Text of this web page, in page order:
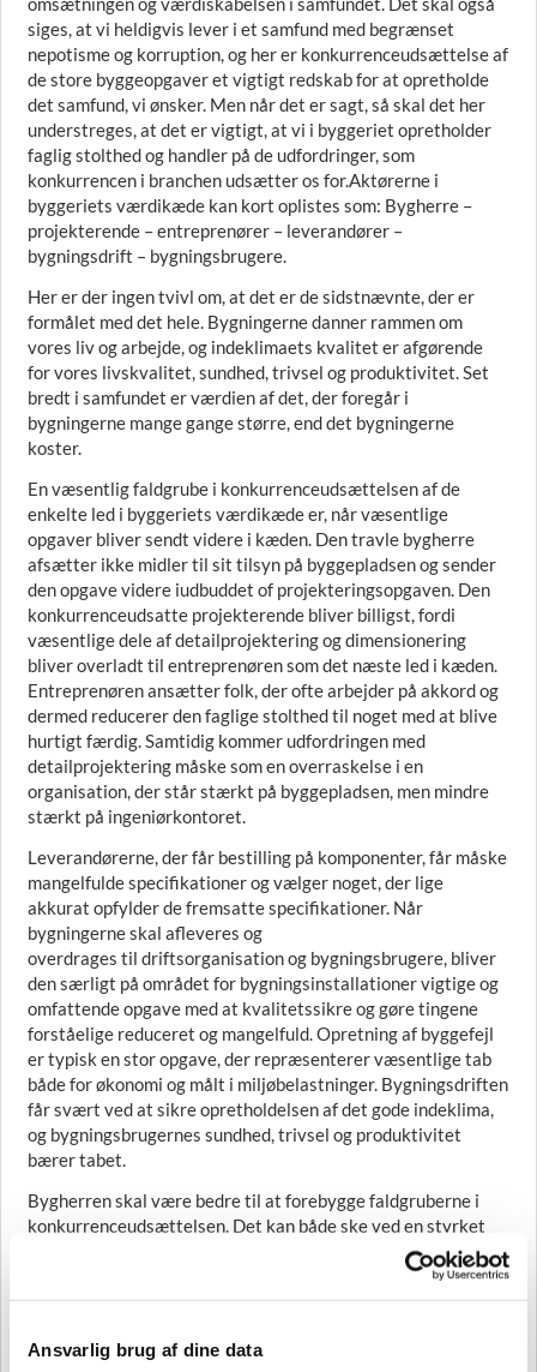
Ansvarlig brug af dine data
siges, at vi heldigvis lever i et samfund med begrænset
nepotisme og korruption, og her er konkurrenceudsættelse af
de store byggeopgaver et vigtigt redskab for at opretholde
det samfund, vi ønsker. Men når det er sagt, så skal det her
understreges, at det er vigtigt, at vi i byggeriet opretholder
faglig stolthed og handler på de udfordringer, som
konkurrencen i branchen udsætter os for.Aktørerne i
byggeriets værdikæde kan kort oplistes som: Bygherre –
projekterende – entreprenører – leverandører –
bygningsdrift – bygningsbrugere.
Her er der ingen tvivl om, at det er de sidstnævnte, der er
formålet med det hele. Bygningerne danner rammen om
vores liv og arbejde, og indeklimaets kvalitet er afgørende
for vores livskvalitet, sundhed, trivsel og produktivitet. Set
bredt i samfundet er værdien af det, der foregår i
bygningerne mange gange større, end det bygningerne
koster.
En væsentlig faldgrube i konkurrenceudsættelsen af de
enkelte led i byggeriets værdikæde er, når væsentlige
opgaver bliver sendt videre i kæden. Den travle bygherre
afsætter ikke midler til sit tilsyn på byggepladsen og sender
den opgave videre iudbuddet of projekteringsopgaven. Den
konkurrenceudsatte projekterende bliver billigst, fordi
væsentlige dele af detailprojektering og dimensionering
bliver overladt til entreprenøren som det næste led i kæden.
Entreprenøren ansætter folk, der ofte arbejder på akkord og
dermed reducerer den faglige stolthed til noget med at blive
hurtigt færdig. Samtidig kommer udfordringen med
detailprojektering måske som en overraskelse i en
organisation, der står stærkt på byggepladsen, men mindre
stærkt på ingeniørkontoret.
Leverandørerne, der får bestilling på komponenter, får måske
mangelfulde specifikationer og vælger noget, der lige
akkurat opfylder de fremsatte specifikationer. Når
bygningerne skal afleveres og
overdrages til driftsorganisation og bygningsbrugere, bliver
den særligt på området for bygningsinstallationer vigtige og
omfattende opgave med at kvalitetssikre og gøre tingene
forståelige reduceret og mangelfuld. Opretning af byggefejl
er typisk en stor opgave, der repræsenterer væsentlige tab
både for økonomi og målt i miljøbelastninger. Bygningsdriften
får svært ved at sikre opretholdelsen af det gode indeklima,
og bygningsbrugernes sundhed, trivsel og produktivitet
bærer tabet.
Bygherren skal være bedre til at forebygge faldgruberne i
konkurrenceudsættelsen. Det kan både ske ved en styrket
afdeling for byggestyring hos selve bygherren og ved en
mere præcist formuleret tilknytning af en bygherrerådgiver.
Der er brug
kvalitetssikring i projekteringen. Tilsynet på byggepladsen